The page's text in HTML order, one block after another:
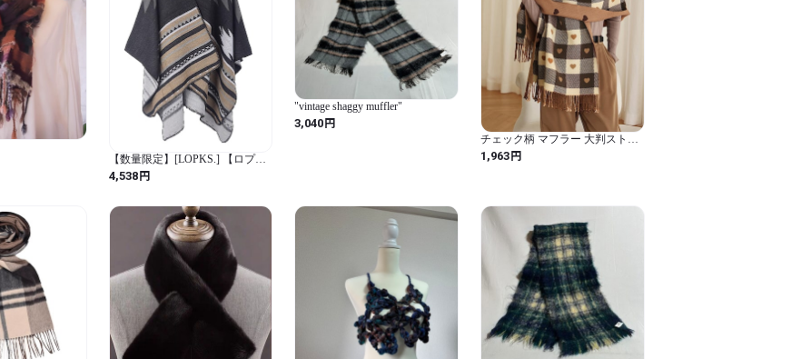
【数量限定】[LOPKS.] 【ロプク
ス】 ストール ポンチョ (灰色) 肩
掛け レディース 軽量 キャンプ 暖
コーデ 忘年会 お茶会 -23 (グレー
/ 150㎝×130㎝ / コクーンコート /
オルテガ柄)
4,538円
"vintage shaggy muffler"
3,040円
チェック柄 マフラー 大判ストー
ル 厚手
1,963円